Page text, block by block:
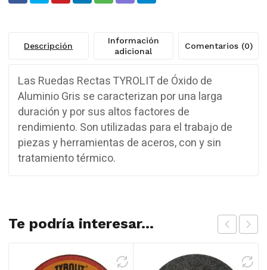
Descripción
Información
adicional
Comentarios (0)
Las Ruedas Rectas TYROLIT de Óxido de
Aluminio Gris se caracterizan por una larga
duración y por sus altos factores de
rendimiento. Son utilizadas para el trabajo de
piezas y herramientas de aceros, con y sin
tratamiento térmico.
Te podría interesar...